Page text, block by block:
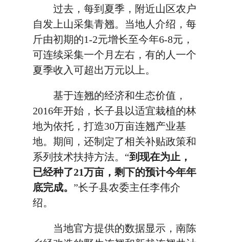
过去，每到夏季，附近山区农户
自发上山采集青翘。当地人介绍，每
斤由初期的1-2元增长至今年6-8元，
可连续采集一个月左右，有的人一个
夏季收入可超出万元以上。
基于连翘的经济和生态价值，
2016年开始，长子县以适宜栽植的林
地为依托，打造30万亩连翘产业基
地。期间，还制定了相关补贴政策和
系列技术扶持方法。“到现在为止，
已经种了21万亩，剩下的预计今年年
底完成。 ”长子县农委主任李伟介
绍。
当地官方提供的数据显示，南陈